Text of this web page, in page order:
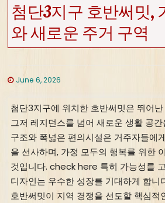
첨단3지구 호반써밋,
와 새로운 주거 구역
June 6, 2026
첨단3지구에 위치한 호반써밋은 뛰어
그저 레지던스를 넘어 새로운 생활 공
구조와 폭넓은 편의시설은 거주자들에
을 선사하며, 가정 모두의 행복를 위한
것입니다. check here 특히 가능성를
디자인는 우수한 성장를 기대하게 합니
호반써밋이 지역 경쟁을 선도할 핵심적